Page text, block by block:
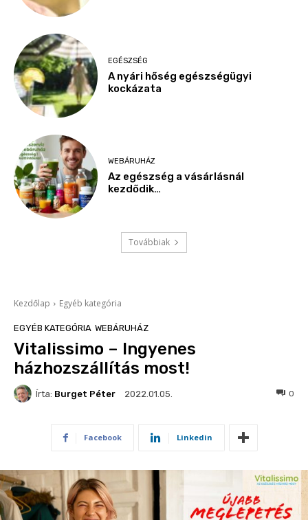
EGÉSZSÉG
A nyári hőség egészségügyi
kockázata
WEBÁRUHÁZ
Az egészség a vásárlásnál
kezdődik…
Továbbiak